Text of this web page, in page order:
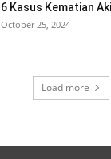
6 Kasus Kematian
October 25, 2024
Load more